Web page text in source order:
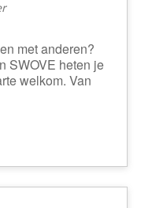
met anderen?
SWOVE heten je
welkom. Van